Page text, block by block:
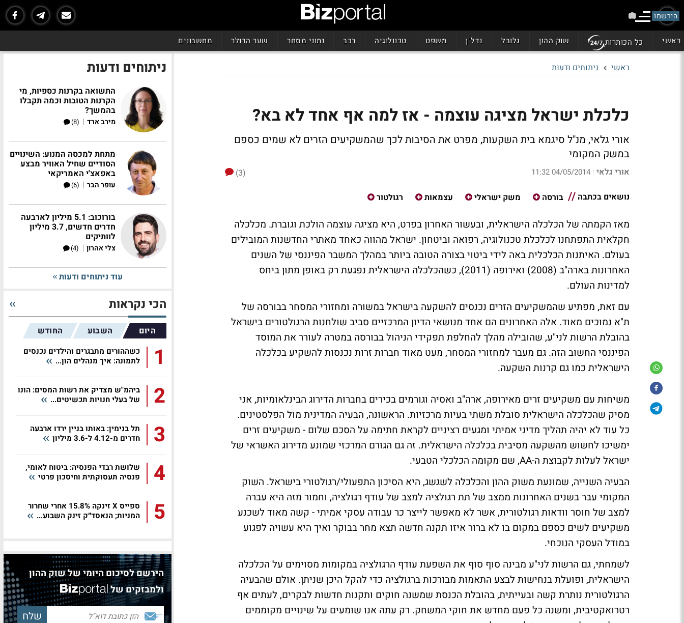
הירשמו
ראשי כל הכותרות שוק ההון גלובל נדל"ן משפט טכנולוגיה רכב נתוני מסחר שער הדולר מחשבונים
ראשי ניתוחים ודעות
כלכלת ישראל מציגה עוצמה - אז למה אף אחד לא בא?
אורי גלאי, מנ"ל סיגמא בית השקעות, מפרט את הסיבות לכך שהמשקיעים הזרים לא שמים כספם
במשק המקומי
אורי גלאי |
04/05/2014 11:32
(3)
נושאים בכתבה
בורסה משק ישראלי עצמאות רגולטור
מאז הקמתה של הכלכלה הישראלית, ובעשור האחרון בפרט, היא מציגה עוצמה הולכת וגוברת. מכלכלה
חקלאית התפתחנו לכלכלת טכנולוגיה, רפואה וביטחון. ישראל מהווה כאחד מאתרי החדשנות המובילים
בעולם. האיתנות הכלכלית באה לידי ביטוי בצורה הטובה ביותר במהלך המשבר הפיננסי של השנים
האחרונות בארה"ב (2008) ואירופה (2011), כשהכלכלה הישראלית נפגעת רק באופן מתון ביחס
למדינות העולם.
עם זאת, מפתיע שהמשקיעים הזרים נכנסים להשקעה בישראל במשורה ומחזורי המסחר בבורסה של
ת"א נמוכים מאוד. אלה האחרונים הם אחד מנושאי הדיון המרכזיים סביב שולחנות הרגולטורים בישראל
בהובלת הרשות לני"ע, שהובילה מהלך להחלפת תפקידי הניהול בבורסה במטרה לעורר את המוסד
הפיננסי החשוב הזה. גם מעבר למחזורי המסחר, מעט מאוד חברות זרות נכנסות להשקיע בכלכלה
הישראלית כמו גם קרנות השקעה.
משיחות עם משקיעים זרים מאירופה, ארה"ב ואסיה וגורמים בכירים בחברות הדירוג הבינלאומיות, אני
מסיק שהכלכלה הישראלית סובלת משתי בעיות מרכזיות. הראשונה, הבעיה המדינית מול הפלסטינים.
כל עוד לא יהיה תהליך מדיני אמיתי ומגעים רציניים לקראת חתימה על הסכם שלום - משקיעים זרים
ימשיכו לחשוש מהשקעה מסיבית בכלכלה הישראלית. זה גם הגורם המרכזי שמונע מדירוג האשראי של
ישראל לעלות לקבוצת ה-AA, שם מקומה הכלכלי הטבעי.
הבעיה השנייה, שמונעת משוק ההון והכלכלה לשגשג, היא הסיכון התפעולי/רגולטורי בישראל. השוק
המקומי עבר בשנים האחרונות ממצב של תת רגולציה למצב של עודף רגולציה, וחמור מזה היא עברה
למצב של חוסר וודאות רגולטורית, אשר לא מאפשר לייצר כר עבודה עסקי אמיתי - קשה מאוד לשכנע
משקיעים לשים כספם במקום בו לא ברור איזו תקנה חדשה תצא מחר בבוקר ואיך היא עשויה לפגוע
במודל העסקי הנוכחי.
לשמחתי, גם הרשות לני"ע מבינה סוף סוף את השפעת עודף הרגולציה במקומות מסוימים על הכלכלה
הישראלית, ופועלת בנחישות לבצע התאמות מבורכות ברגולציה כדי להקל היכן שניתן. אולם שהבעיה
הרגולטורית נותרת קשה ובעייתית, בהובלת הכנסת שמשנה חוקים ותקנות חדשות לבקרים, לעתים אף
רטרואקטיבית, ומשנה כל פעם מחדש את חוקי המשחק. רק עתה אנו שומעים על שינויים מקוממים
ניתוחים ודעות
התשואה בקרנות כספיות, מי
הקרנות הטובות וכמה תקבלו
בהמשך?
מירב ארד |
(8)
מתחת למכסה המנוע: השינויים
הסודיים שחיל האוויר מבצע
באפאצ'י האמריקאי
עופר הבר |
(6)
בורוכוב: 5.1 מיליון לארבעה
חדרים חדשים, 3.7 מיליון
לוותיקים
צלי אהרון |
(4)
עוד ניתוחים ודעות
הכי נקראות
היום השבוע החודש
1
כשההורים מתבגרים והילדים נכנסים
לתמונה: איך מנהלים הון...
2
ביהמ"ש מצדיק את רשות המסים: הונו
של בעלי חנויות תכשיטים...
3
תל בנימין: באותו בניין ירדו ארבעה
חדרים מ-4.12 ל-3.6 מיליון
4
שלושת רבדי הפנסיה: ביטוח לאומי,
פנסיה תעסוקתית וחיסכון פרטי
5
ספייס X זינקה 15.8% אחרי שחרור
המניות; הנאסד״ק זינק השבוע...
הירשם לסיכום היומי של שוק ההון
ולמבזקים של